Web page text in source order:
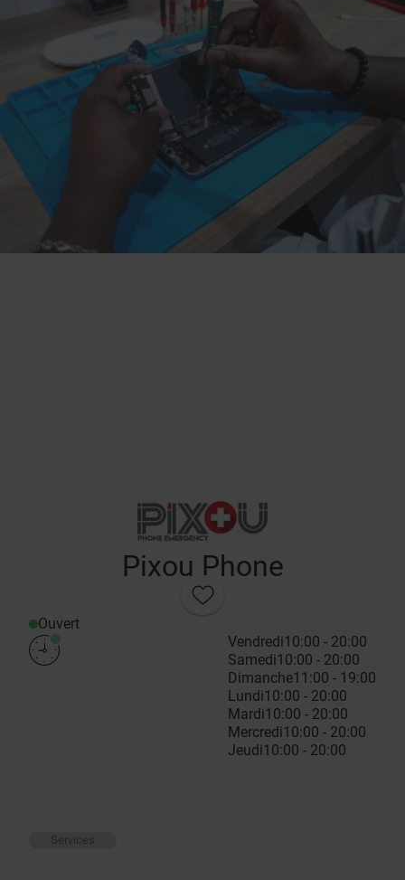
Pixou Phone
Ouvert
Vendredi10:00 - 20:00
Samedi10:00 - 20:00
Dimanche11:00 - 19:00
Lundi10:00 - 20:00
Mardi10:00 - 20:00
Mercredi10:00 - 20:00
Jeudi10:00 - 20:00
Services